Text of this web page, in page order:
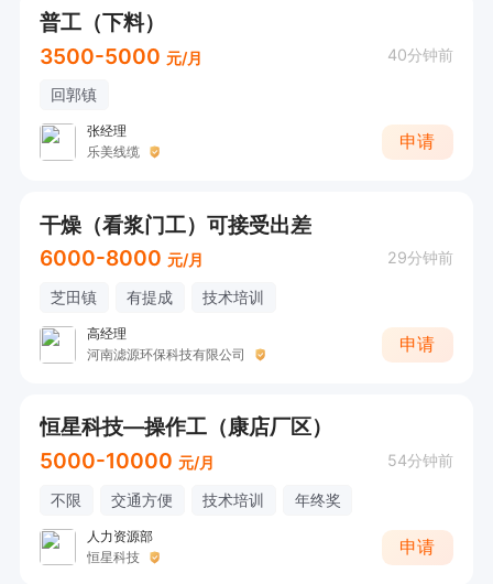
普工（下料）
3500-5000 元/月 40分钟前
回郭镇
张经理
乐美线缆
申请
干燥（看浆门工）可接受出差
6000-8000 元/月 29分钟前
芝田镇 有提成 技术培训
高经理
河南滤源环保科技有限公司
申请
恒星科技—操作工（康店厂区）
5000-10000 元/月 54分钟前
不限 交通方便 技术培训 年终奖
人力资源部
恒星科技
申请